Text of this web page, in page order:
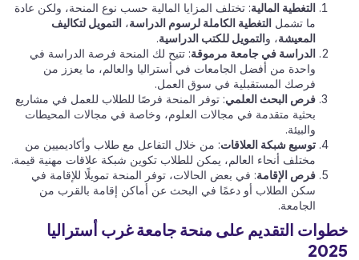
التغطية المالية: تختلف المزايا المالية حسب نوع المنحة، ولكن عادة
ما تشمل التغطية الكاملة لرسوم الدراسة، التمويل لتكاليف
المعيشة، والتمويل للكتب الدراسية.
الدراسة في جامعة مرموقة: تتيح لك المنحة فرصة الدراسة في
واحدة من أفضل الجامعات في أستراليا والعالم، ما يعزز من
فرصك المستقبلية في سوق العمل.
فرص البحث العلمي: توفر المنحة فرصًا للطلاب للعمل في مشاريع
بحثية متقدمة في مجالات العلوم، وخاصة في مجالات المحيطات
والبيئة.
توسيع شبكة العلاقات: من خلال التفاعل مع طلاب وأكاديميين من
مختلف أنحاء العالم، يمكن للطلاب تكوين شبكة علاقات مهنية قيمة.
فرص الإقامة: في بعض الحالات، توفر المنحة تمويلًا للإقامة في
سكن الطلاب أو دعمًا في البحث عن أماكن إقامة بالقرب من
الجامعة.
خطوات التقديم على منحة جامعة غرب أستراليا
2025